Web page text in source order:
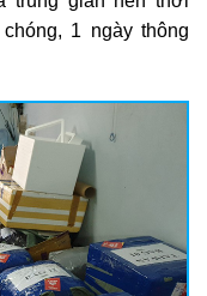
1 ngày thông